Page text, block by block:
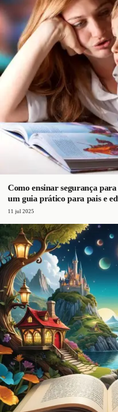
Como ensinar segurança
um guia prático para pais e
11 jul 2025